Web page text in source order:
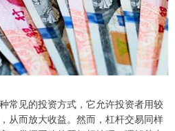
常见的投资方式，它允许投资者用较
从而放大收益。然而，杠杆交易同样